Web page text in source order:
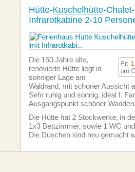
Hütte-Kuschelhütte-
Infrarotkabine 2-10
Pr:
pro
Die 150 Jahre alte,
renovierte Hütte liegt in
sonniger Lage am
Waldrand, mit schöner Aussicht
Sehr ruhig und sonnig, ideal f.
Ausgangspunkt schöner
Die Hütte hat 2 Stockwerke, in
1x3 Bettzimmer, sowie 1 WC
Die Duschen sind neu gemacht